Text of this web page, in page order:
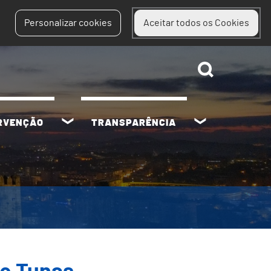
Personalizar cookies Aceitar todos os Cookies
TRANSPARÊNCIA